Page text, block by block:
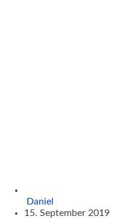
Daniel
15. September 2019